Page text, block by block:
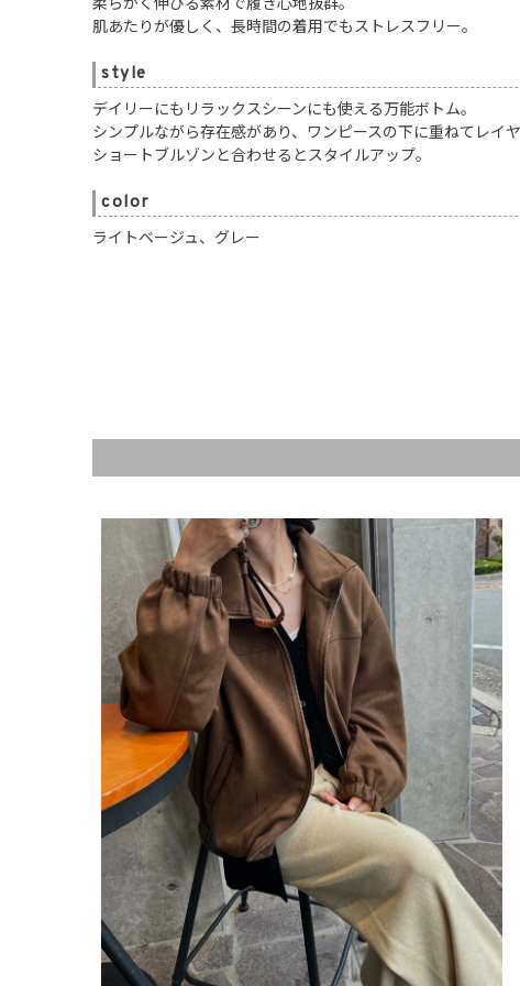
柔らかく伸びる素材で履き心地抜群。
肌あたりが優しく、長時間の着用でもストレスフリー。
style
デイリーにもリラックスシーンにも使える万能ボトム。
シンプルながら存在感があり、ワンピースの下に重ねてレイ
ショートブルゾンと合わせるとスタイルアップ。
color
ライトベージュ、グレー